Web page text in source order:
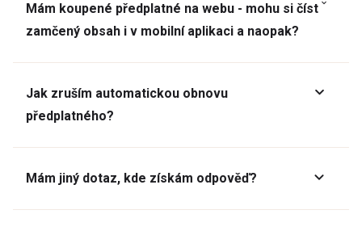
Mám koupené předplatné na webu - mohu si číst
zamčený obsah i v mobilní aplikaci a naopak?
Jak zruším automatickou obnovu
předplatného?
Mám jiný dotaz, kde získám odpověď?